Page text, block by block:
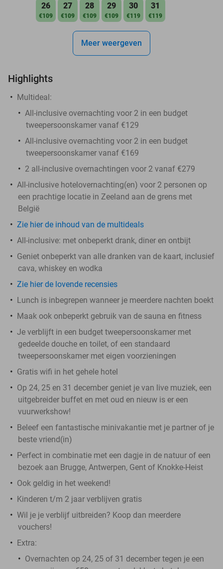
26
€109
27
€109
28
€109
29
€109
30
€119
31
€119
Meer weergeven
Highlights
Multideal:
All-inclusive overnachting voor 2 in een budget
tweepersoonskamer vanaf €129
All-inclusive overnachting voor 2 in een budget
tweepersoonskamer vanaf €169
2 all-inclusive overnachtingen voor 2 vanaf €279
All-inclusive hotelovernachting(en) voor 2 personen op
een prachtige locatie in Zeeland aan de grens met
België
Zie hier de inhoud van de multideals
All-inclusive: met onbeperkt drank, diner en ontbijt
Geniet onbeperkt van alle dranken van de kaart, inclusief
cava, whiskey en wodka
Zie hier de lovende recensies
Lunch is inbegrepen wanneer je meerdere nachten boekt
Maak ook onbeperkt gebruik van de sauna en fitness
Je verblijft in een budget tweepersoonskamer met
gedeelde douche en toilet, of een standaard
tweepersoonskamer met eigen voorzieningen
Gratis wifi in het gehele hotel
Op 24, 25 en 31 december geniet je van live muziek, een
uitgebreider buffet en met oud en nieuw is er een
vuurwerkshow!
Beleef een fantastische minivakantie met je partner of je
beste vriend(in)
Perfect in combinatie met een dagje in de natuur of een
bezoek aan Brugge, Antwerpen, Gent of Knokke-Heist
Ook geldig in het weekend!
Kinderen t/m 2 jaar verblijven gratis
Wil je je verblijf uitbreiden? Koop dan meerdere
vouchers!
Extra:
Overnachten op 24, 25 of 31 december tegen je een